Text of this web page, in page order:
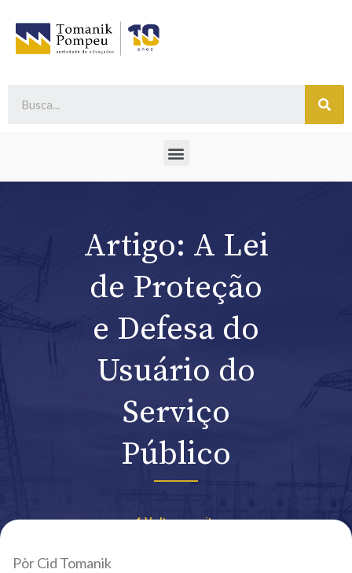
Artigo: A Lei
de Proteção
e Defesa do
Usuário do
Serviço
Público
Voltar ao site
Pòr Cid Tomanik